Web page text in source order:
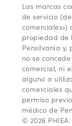
Las marcas
de servicio
comerciales»)
propiedad de
Pensilvania y,
no se
comercial, ni
alguno a
comerciales
permiso
médico de
© 2026